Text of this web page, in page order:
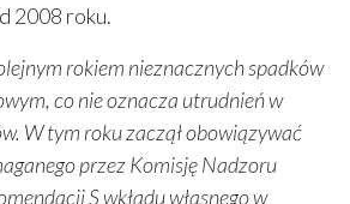
2008 roku.
rokiem nieznacznych spadków
co nie oznacza utrudnień w
W tym roku zaczął obowiązywać
przez Komisję Nadzoru
S wkładu własnego w